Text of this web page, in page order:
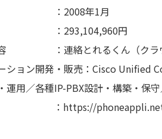
：2008年1月
：293,104,960円
：連絡とれるくん（クラウド
ション開発・販売：Cisco Unified
運用／各種IP-PBX設計・構築・保
：https://